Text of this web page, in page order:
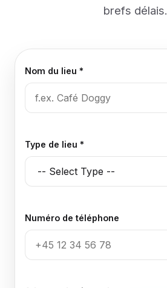
brefs délais.
Nom du lieu *
Type de lieu *
Numéro de téléphone